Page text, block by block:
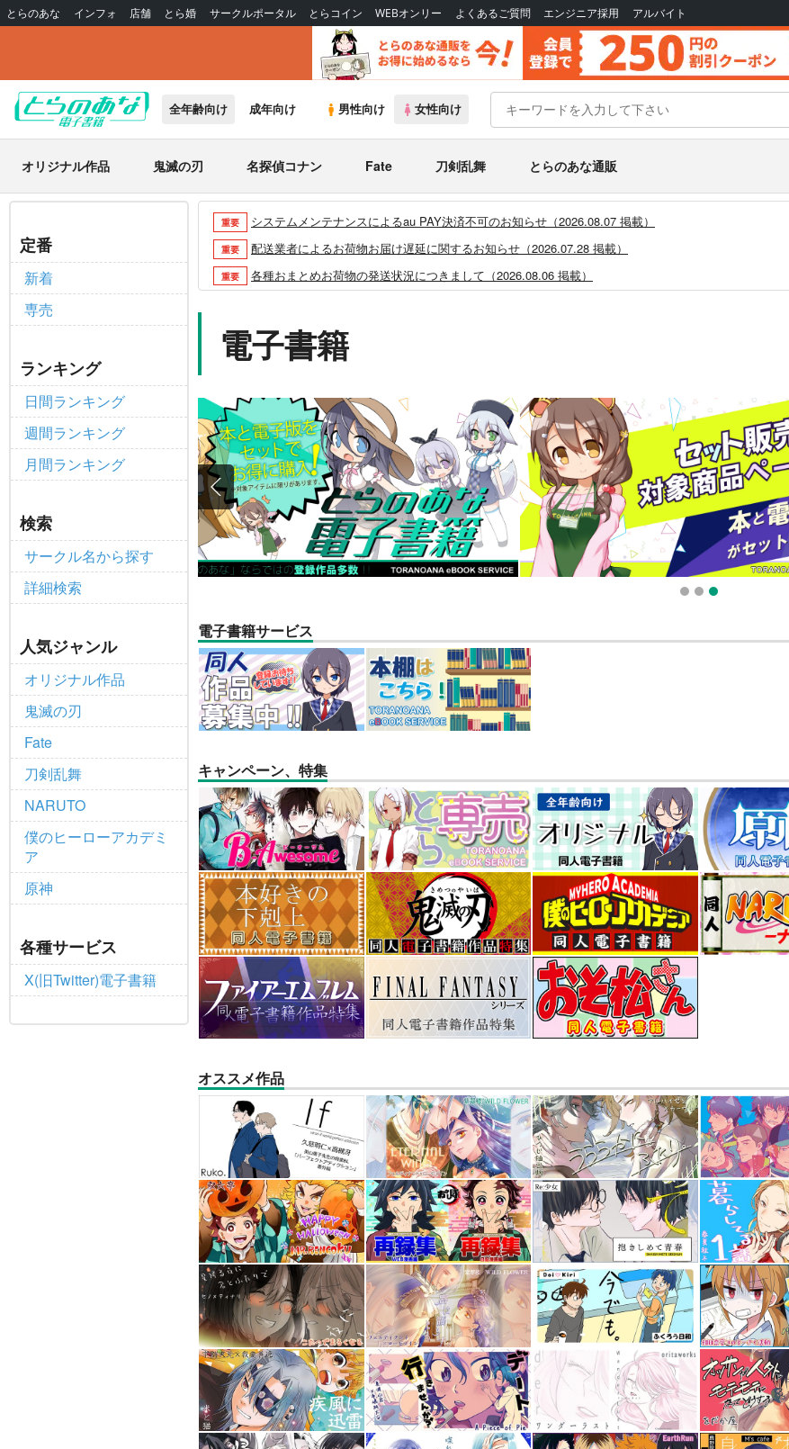
とらのあな インフォ 店舗 とら婚 サークルポータル とらコイン WEBオンリー よくあるご質問 エンジニア採用 アルバイト
全年齢向け 成年向け 男性向け 女性向け
オリジナル作品 鬼滅の刃 名探偵コナン Fate 刀剣乱舞 とらのあな通販
定番
新着
専売
ランキング
日間ランキング
週間ランキング
月間ランキング
検索
サークル名から探す
詳細検索
人気ジャンル
オリジナル作品
鬼滅の刃
Fate
刀剣乱舞
NARUTO
僕のヒーローアカデミ
ア
原神
各種サービス
X(旧Twitter)電子書籍
重要 システムメンテナンスによるau PAY決済不可のお知らせ（2026.08.07 掲載）
重要 配送業者によるお荷物お届け遅延に関するお知らせ（2026.07.28 掲載）
重要 各種おまとめお荷物の発送状況につきまして（2026.08.06 掲載）
重要 【2026/4/1より】とらのあなプレミアム、新支払い方法＆新プラン導入のお知らせ（2026.03.09 掲載）
重要 おまとめサイクル「定期便(月2)」一般会員様の利用再開のお知らせ（2026.02.05 掲載）
重要 【2025/12/1より】「通販ポイント⇒とらコイン変換キャンペーン」終了のお知らせ（2025.11.21 掲載）
重要 個人情報保護方針の改定について（2025.09.19 更新｜2025.08.01 掲載）
重要 ポイント付与・管理体制改定のお知らせ（2024.11.20 掲載）
全てのお知らせを見る
電子書籍
1 2 3
電子書籍サービス
キャンペーン、特集
オススメ作品